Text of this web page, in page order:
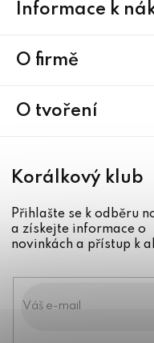
Informace k
O firmě
O tvoření
Korálkový klub
Přihlašte se k odběru
a získejte informace o
novinkách a přístup k